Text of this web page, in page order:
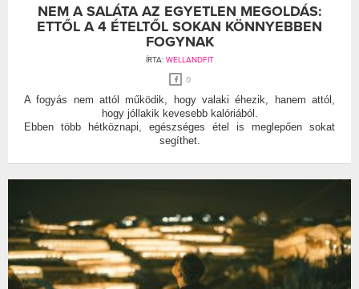
NEM A SALÁTA AZ EGYETLEN MEGOLDÁS:
ETTŐL A 4 ÉTELTŐL SOKAN KÖNNYEBBEN
FOGYNAK
ÍRTA: WELLANDFIT
0
A fogyás nem attól működik, hogy valaki éhezik, hanem attól,
hogy jóllakik kevesebb kalóriából.
Ebben több hétköznapi, egészséges étel is meglepően sokat
segíthet.